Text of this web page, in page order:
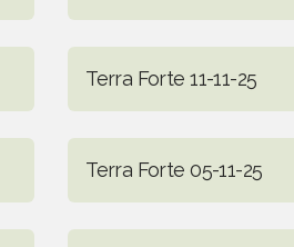
Terra Forte 11-11-25
Terra Forte 05-11-25